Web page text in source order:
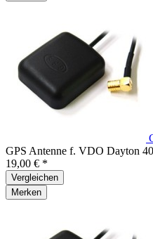
GPS Antenne f. VDO Dayton
19,00 € *
Vergleichen
Merken